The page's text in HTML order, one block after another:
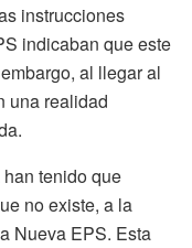
instrucciones
indicaban que este
al llegar al
una realidad
tenido que
no existe, a la
Nueva EPS. Esta